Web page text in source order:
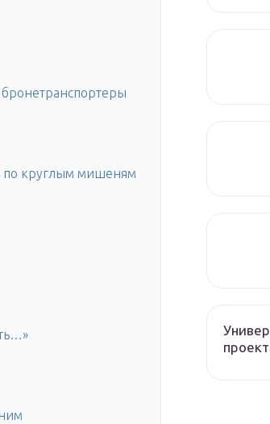
по круглым мишеням